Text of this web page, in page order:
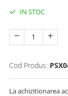
IN STOC
Cod Produs:
La achizitionarea